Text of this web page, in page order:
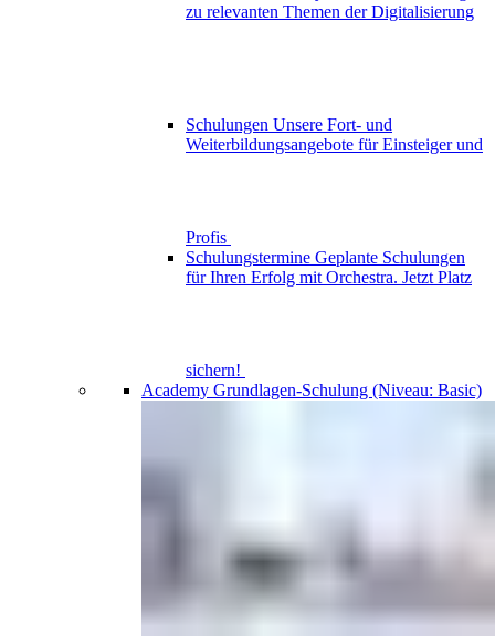
zu relevanten Themen der Digitalisierung
Schulungen Unsere Fort- und
Weiterbildungsangebote für Einsteiger und
Profis
Schulungstermine Geplante Schulungen
für Ihren Erfolg mit Orchestra. Jetzt Platz
sichern!
Academy Grundlagen-Schulung (Niveau: Basic)